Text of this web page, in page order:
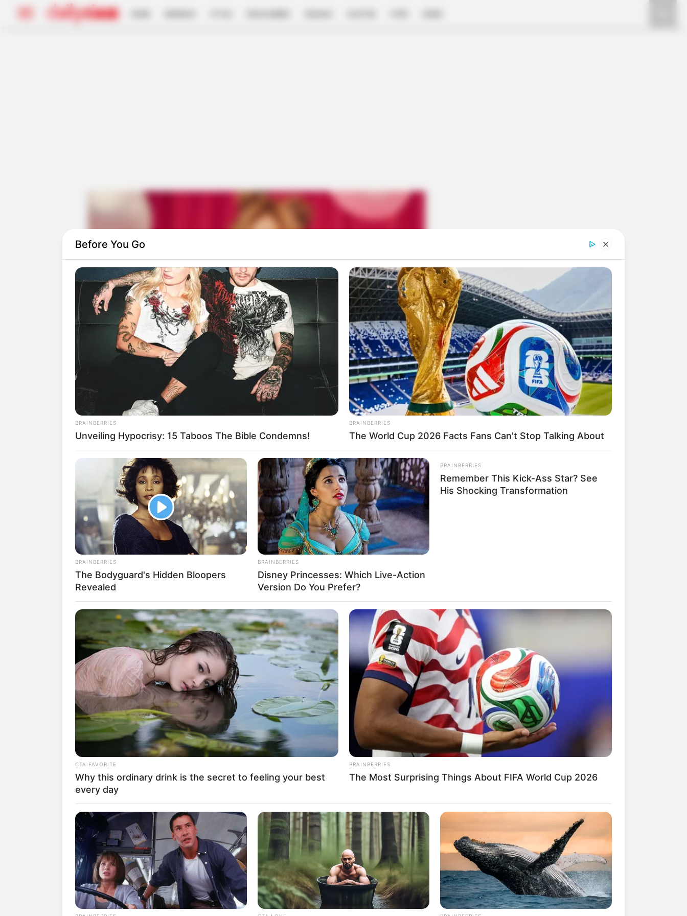
Aurel Hermansyah
fans love
VOTE
Tanggal Lahir:
10 Juli1998
Tempat Lahir:
Jakarta,Indonesia
Umur:
28 Tahun
Profesi:
Aktris, Penyanyi
SHARE TWEET SHARE LINE
Edit
Aurel Hermansyah adalah seorang aktris dan penyanyi yang berasal dari Jakarta. Anak sulung
Anang Hermansyah dan Krisdayanti ini dikenal lewat lagunya yang berjudul Tanpa
Bintang
Daftar isi
Karier
Ia merupakan putri sulung dari pasangan Anang Hermansyah dan Krisdayanti. Mempunyai orang
tua yang berkarir di dunia musik membuat Aurel memiliki keinginan untuk terjun kedunia yang
sama.
Ia pun merilis lagu pertamanya saat remaja bersama sang ayah yang berjudulTanpa Bintang.
Lagu tersbeut mendapat respon positif dari masyarakat sehingga nama Aurel perlahan dikenal
Pelanggan Ini Bikin Auto
Merinding
Bikin Ngakak, 10 Potret
Cosplay Murah Pakai Bahan
Seadanya
Anti Mainstream, 10 Cara
Membawa Barang Belanjaan
Versi Warga Thailand
Before You Go
BRAINBERRIES
Unveiling Hypocrisy: 15 Taboos The Bible Condemns!
BRAINBERRIES
The World Cup 2026 Facts Fans Can't Stop Talking About
BRAINBERRIES
The Bodyguard's Hidden Bloopers
Revealed
BRAINBERRIES
Disney Princesses: Which Live-Action
Version Do You Prefer?
BRAINBERRIES
Remember This Kick-Ass Star? See
His Shocking Transformation
CTA FAVORITE
Why this ordinary drink is the secret to feeling your best
every day
BRAINBERRIES
The Most Surprising Things About FIFA World Cup 2026